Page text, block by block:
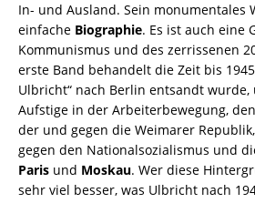
In- und Ausland. Sein monumentales
einfache Biographie. Es ist auch eine
Kommunismus und des zerrissenen
erste Band behandelt die Zeit bis
Ulbricht“ nach Berlin entsandt
Aufstige in der Arbeiterbewegung,
der und gegen die Weimarer
gegen den Nationalsozialismus und
Paris und Moskau. Wer diese
sehr viel besser, was Ulbricht nach